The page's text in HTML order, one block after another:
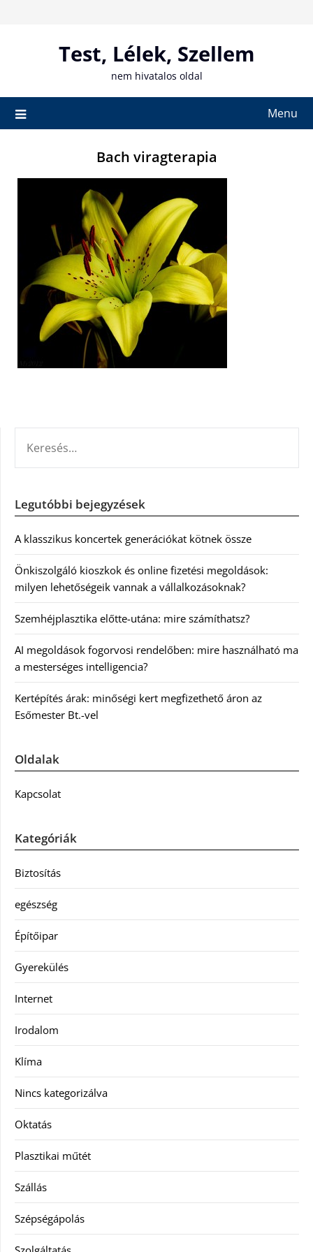
Test, Lélek, Szellem
nem hivatalos oldal
Menu
Bach viragterapia
Legutóbbi bejegyzések
A klasszikus koncertek generációkat kötnek össze
Önkiszolgáló kioszkok és online fizetési megoldások:
milyen lehetőségeik vannak a vállalkozásoknak?
Szemhéjplasztika előtte-utána: mire számíthatsz?
AI megoldások fogorvosi rendelőben: mire használható ma
a mesterséges intelligencia?
Kertépítés árak: minőségi kert megfizethető áron az
Esőmester Bt.-vel
Oldalak
Kapcsolat
Kategóriák
Biztosítás
egészség
Építőipar
Gyerekülés
Internet
Irodalom
Klíma
Nincs kategorizálva
Oktatás
Plasztikai műtét
Szállás
Szépségápolás